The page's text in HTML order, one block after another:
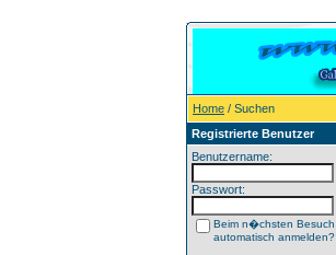
Home / Suchen
Registrierte Benutzer
Benutzername:
Passwort:
Beim n�chsten Besuch
automatisch anmelden?